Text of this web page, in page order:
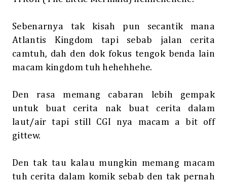
Sebenarnya tak kisah pun secantik mana
Atlantis Kingdom tapi sebab jalan cerita
camtuh, dah den dok fokus tengok benda lain
macam kingdom tuh hehehhehe.
Den rasa memang cabaran lebih gempak
untuk buat cerita nak buat cerita dalam
laut/air tapi still CGI nya macam a bit off
gittew.
Den tak tau kalau mungkin memang macam
tuh cerita dalam komik sebab den tak pernah